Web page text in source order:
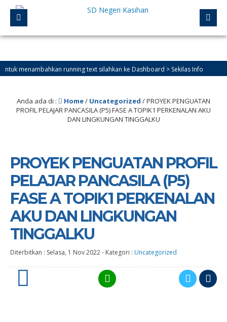
running text silahkan ke Dashboard > Sekilas Info
Anda ada di : Home/ Uncategorized /PROYEK PENGUATAN
PROFIL PELAJAR PANCASILA (P5) FASE A TOPIK1 PERKENALAN AKU
DAN LINGKUNGAN TINGGALKU
PROYEK PENGUATAN PROFIL
PELAJAR PANCASILA (P5)
FASE A TOPIK1 PERKENALAN
AKU DAN LINGKUNGAN
TINGGALKU
Diterbitkan : Selasa, 1 Nov 2022- Kategori : Uncategorized